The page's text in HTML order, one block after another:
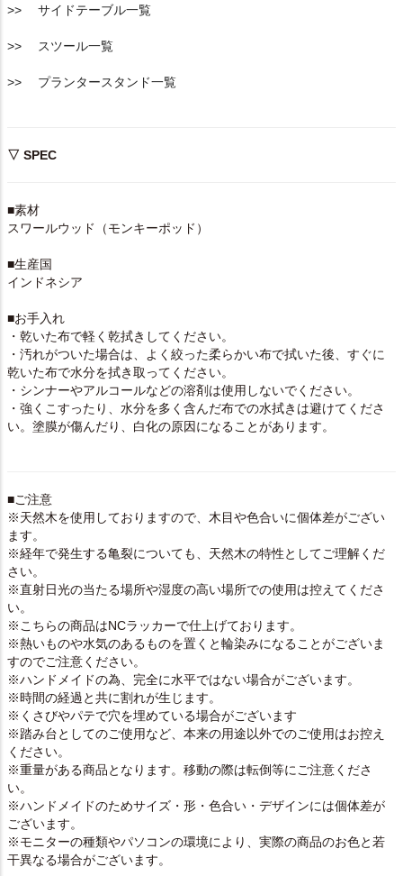
>> サイドテーブル一覧
>> スツール一覧
>> プランタースタンド一覧
▽ SPEC
■素材
スワールウッド（モンキーポッド）
■生産国
インドネシア
■お手入れ
・乾いた布で軽く乾拭きしてください。
・汚れがついた場合は、よく絞った柔らかい布で拭いた後、すぐに
乾いた布で水分を拭き取ってください。
・シンナーやアルコールなどの溶剤は使用しないでください。
・強くこすったり、水分を多く含んだ布での水拭きは避けてくださ
い。塗膜が傷んだり、白化の原因になることがあります。
■ご注意
※天然木を使用しておりますので、木目や色合いに個体差がござい
ます。
※経年で発生する亀裂についても、天然木の特性としてご理解くだ
さい。
※直射日光の当たる場所や湿度の高い場所での使用は控えてくださ
い。
※こちらの商品はNCラッカーで仕上げております。
※熱いものや水気のあるものを置くと輪染みになることがございま
すのでご注意ください。
※ハンドメイドの為、完全に水平ではない場合がございます。
※時間の経過と共に割れが生じます。
※くさびやパテで穴を埋めている場合がございます
※踏み台としてのご使用など、本来の用途以外でのご使用はお控え
ください。
※重量がある商品となります。移動の際は転倒等にご注意くださ
い。
※ハンドメイドのためサイズ・形・色合い・デザインには個体差が
ございます。
※モニターの種類やパソコンの環境により、実際の商品のお色と若
干異なる場合がございます。